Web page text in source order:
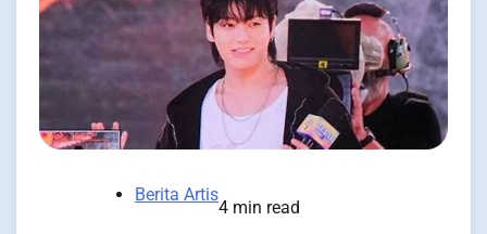
Berita Artis
4 min read